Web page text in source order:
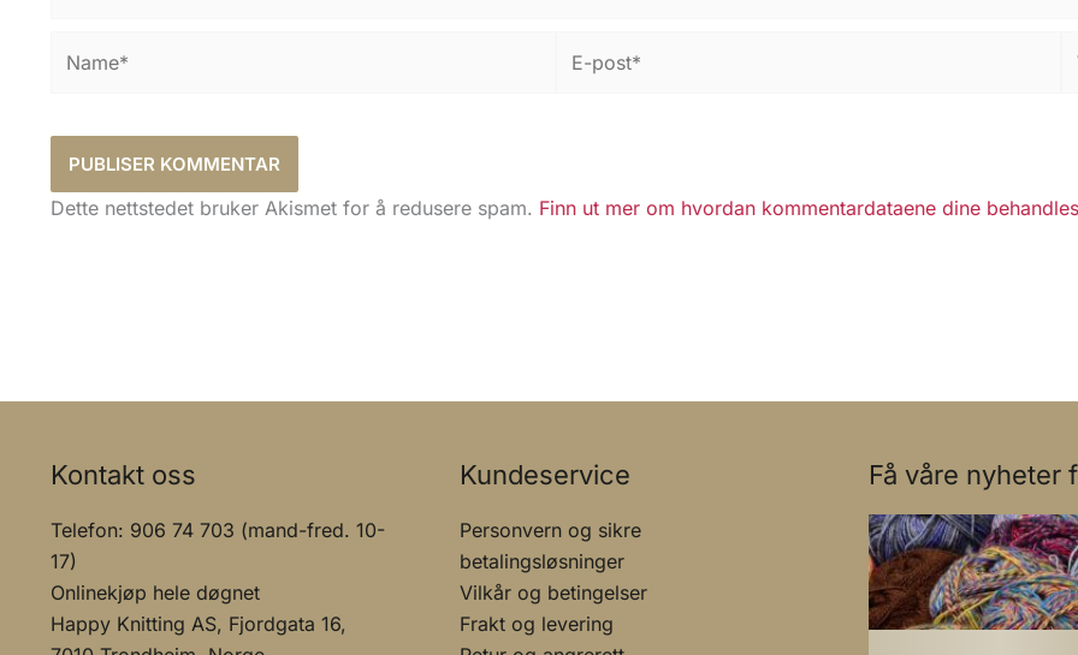
post*
Dette nettstedet bruker Akismet for å redusere spam. Finn ut mer om hvordan kommentardataene dine
Kontakt oss
Telefon: 906 74 703 (mand-fred. 10-
17)
Onlinekjøp hele døgnet
Happy Knitting AS, Fjordgata 16,
Kundeservice
Personvern og sikre
betalingsløsninger
Vilkår og betingelser
Frakt og levering
Få våre nyheter